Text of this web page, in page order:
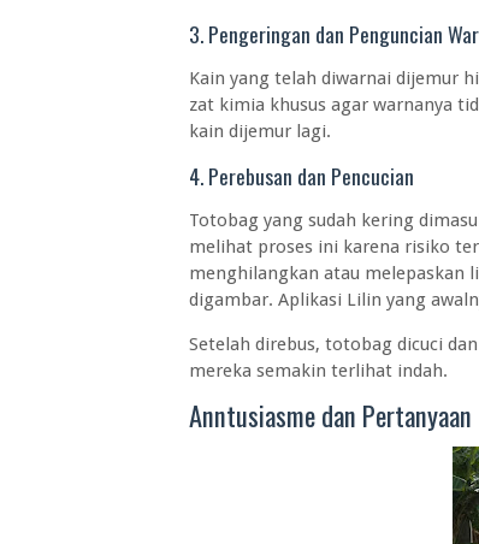
3. Pengeringan dan Penguncian
Kain yang telah diwarnai dijemur
zat kimia khusus agar warnanya
kain dijemur lagi.
4. Perebusan dan Pencucian
Totobag yang sudah kering
melihat proses ini karena risiko
menghilangkan atau melepaskan
digambar. Aplikasi Lilin yang
Setelah direbus, totobag dicuci
mereka semakin terlihat indah.
Anntusiasme dan